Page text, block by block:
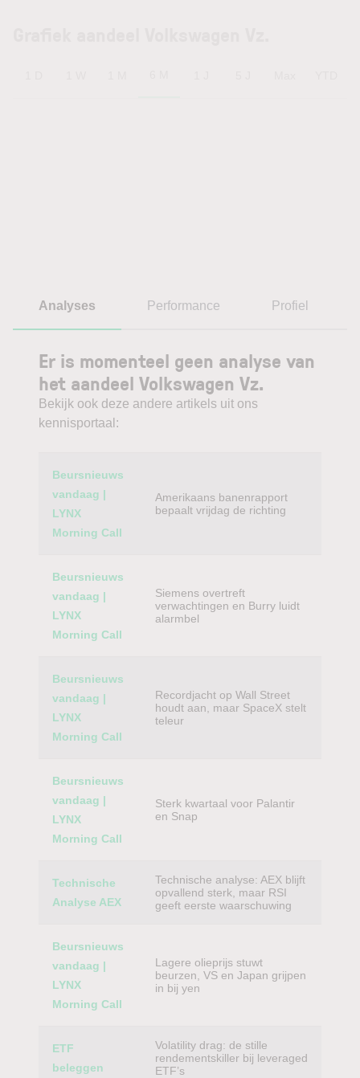
Analyses Performance Profiel
Er is momenteel geen analyse van
het aandeel Volkswagen Vz.
Bekijk ook deze andere artikels uit ons
kennisportaal:
Category
Beursnieuws
vandaag |
LYNX
Morning Call
Amerikaans banenrapport
bepaalt vrijdag de richting
Beursnieuws
vandaag |
LYNX
Morning Call
Siemens overtreft
verwachtingen en Burry luidt
alarmbel
Beursnieuws
vandaag |
LYNX
Morning Call
Recordjacht op Wall Street
houdt aan, maar SpaceX stelt
teleur
Beursnieuws
vandaag |
LYNX
Morning Call
Sterk kwartaal voor Palantir
en Snap
Technische
Analyse AEX
Technische analyse: AEX blijft
opvallend sterk, maar RSI
geeft eerste waarschuwing
Beursnieuws
vandaag |
LYNX
Morning Call
Lagere olieprijs stuwt
beurzen, VS en Japan grijpen
in bij yen
ETF
beleggen
Volatility drag: de stille
rendementskiller bij leveraged
ETF’s